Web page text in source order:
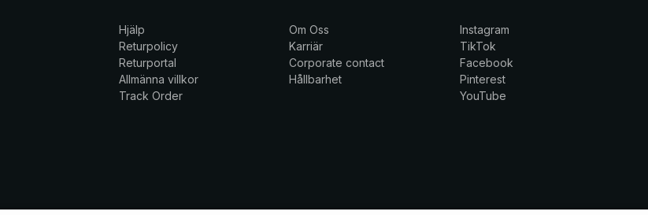
Hjälp
Returpolicy
Returportal
Allmänna villkor
Track Order
Om Oss
Karriär
Corporate contact
Hållbarhet
Instagram
TikTok
Facebook
Pinterest
YouTube